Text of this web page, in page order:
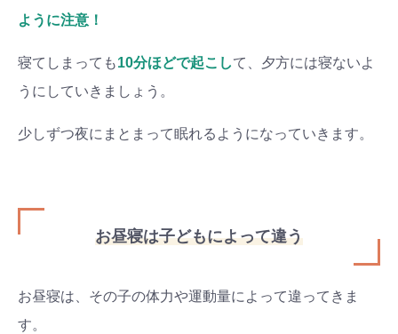
ように注意！
寝てしまっても10分ほどで起こして、夕方には寝ないよ
うにしていきましょう。
少しずつ夜にまとまって眠れるようになっていきます。
お昼寝は子どもによって違う
お昼寝は、その子の体力や運動量によって違ってきま
す。